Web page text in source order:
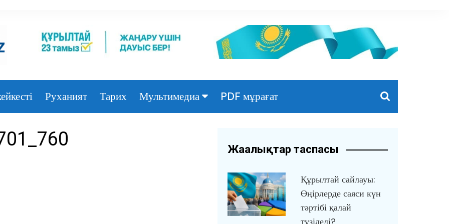
Руханият Тарих Мультимедиа PDF мұрағат
Жаңалықтар таспасы
Құрылтай сайлауы:
Өңірлерде саяси күн
тәртібі қалай
түзіледі?